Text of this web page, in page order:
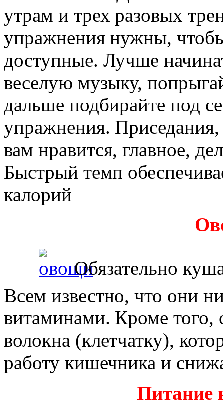
утрам и трех разовых
упражнения нужны,
доступные. Лучше
веселую музыку,
дальше подбирайте под
упражнения.
вам нравится, главное,
Быстрый темп
калорий
Обязательно
Всем известно, что они
витаминами. Кроме того,
волокна (клетчатку),
работу кишечника и
Питание